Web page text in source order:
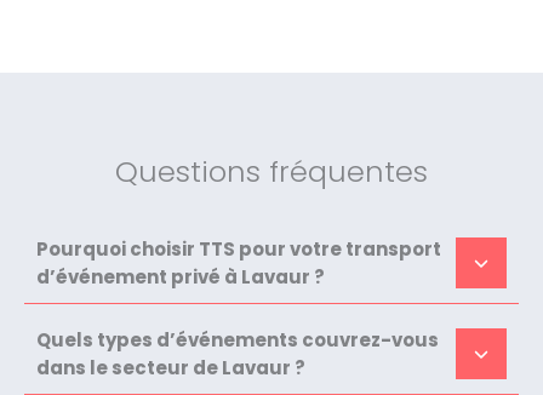
Questions fréquentes
Pourquoi choisir TTS pour votre transport
d’événement privé à Lavaur ?
Quels types d’événements couvrez-vous
dans le secteur de Lavaur ?